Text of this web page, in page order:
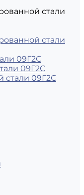
стали
стали
09Г2С
09Г2С
стали 09Г2С